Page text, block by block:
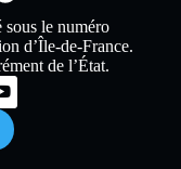
sous le numéro
d’Île-de-France.
de l’État.